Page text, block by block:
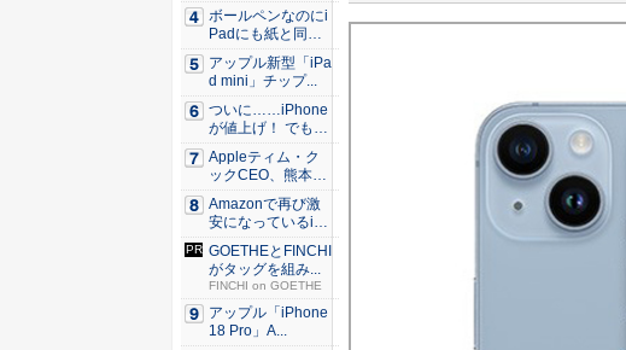
ボールペンなのにi
Padにも紙と同じ
滑ら...
アップル新型「iPa
d mini」チップ...
ついに……iPhone
が値上げ！ でも
こ...
Appleティム・ク
ックCEO、熊本に
支...
Amazonで再び激
安になっているiP
h...
GOETHEとFINCHI
がタッグを組み...
FINCHI on GOETHE
アップル「iPhone
18 Pro」A...